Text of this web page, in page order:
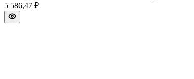
5 586,47 ₽